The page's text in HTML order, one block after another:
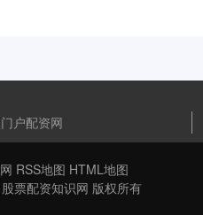
户配资网
RSS地图 HTML地图
股票配资知识网 版权所有